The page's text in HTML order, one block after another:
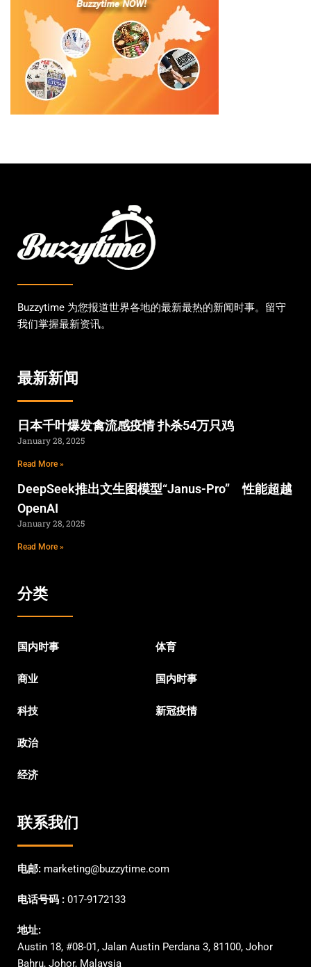
Buzzytime 为您报道世界各地的最新最热的新闻时事。留守
我们掌握最新资讯。
最新新闻
日本千叶爆发禽流感疫情 扑杀54万只鸡
January 28, 2025
Read More »
DeepSeek推出文生图模型“Janus-Pro” 性能超越
OpenAI
January 28, 2025
Read More »
分类
国内时事
商业
科技
政治
经济
体育
国内时事
新冠疫情
联系我们
电邮: marketing@buzzytime.com
电话号码 : 017-9172133
地址:
Austin 18, #08-01, Jalan Austin Perdana 3, 81100, Johor
Bahru, Johor, Malaysia